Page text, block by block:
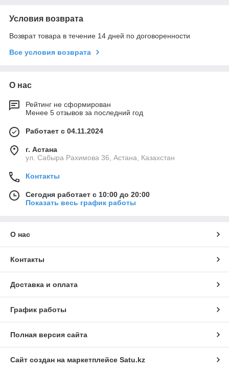
Условия возврата
Возврат товара в течение 14 дней по договоренности
Все условия возврата
О нас
Рейтинг не сформирован
Менее 5 отзывов за последний год
Работает с 04.11.2024
г. Астана
ул. Сабыра Рахимова 36, Астана, Казахстан
Контакты
Сегодня работает с 10:00 до 20:00
Показать весь график работы
О нас
Контакты
Доставка и оплата
График работы
Полная версия сайта
Сайт создан на маркетплейсе Satu.kz